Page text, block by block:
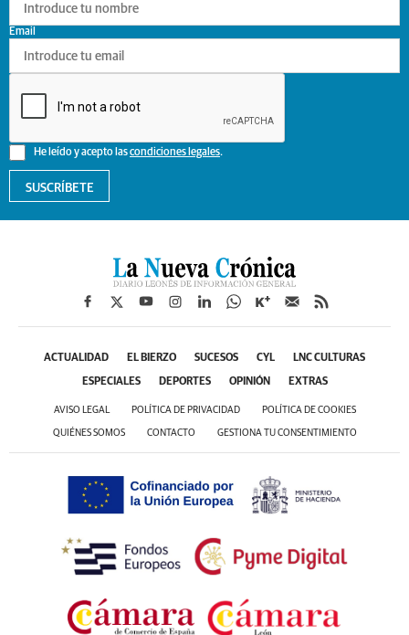
He leído y acepto lascondiciones legales.
Email
SUSCRÍBETE
ACTUALIDAD EL BIERZO SUCESOS CYL LNC CULTURAS
ESPECIALES DEPORTES OPINIÓN EXTRAS
AVISO LEGAL POLÍTICA DE PRIVACIDAD POLÍTICA DE COOKIES
QUIÉNES SOMOS CONTACTO GESTIONA TU CONSENTIMIENTO